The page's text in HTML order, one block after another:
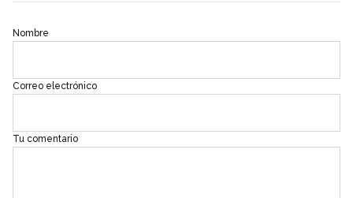
Nombre
Correo electrónico
Tu comentario